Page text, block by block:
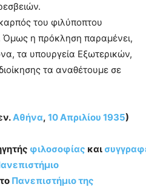
του φιλύποπτου
Όμως η πρόκληση παραμένει,
τα υπουργεία Εξωτερικών,
τα αναθέτουμε σε
Αθήνα, 10 Απριλίου 1935)
φιλοσοφίας και
Πανεπιστήμιο της